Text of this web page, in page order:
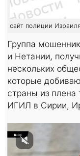
сайт полиции
Группа
и Нетании,
нескольких
которые
страны из плена
ИГИЛ в Сирии,